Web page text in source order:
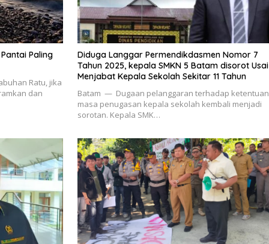
Paling
Ratu, jika
dan
Diduga Langgar Permendikdasmen Nomor 7
Tahun 2025, kepala SMKN 5 Batam disorot Usai
Menjabat Kepala Sekolah Sekitar 11 Tahun
Batam — Dugaan pelanggaran terhadap ketentuan
masa penugasan kepala sekolah kembali menjadi
sorotan. Kepala SMK…